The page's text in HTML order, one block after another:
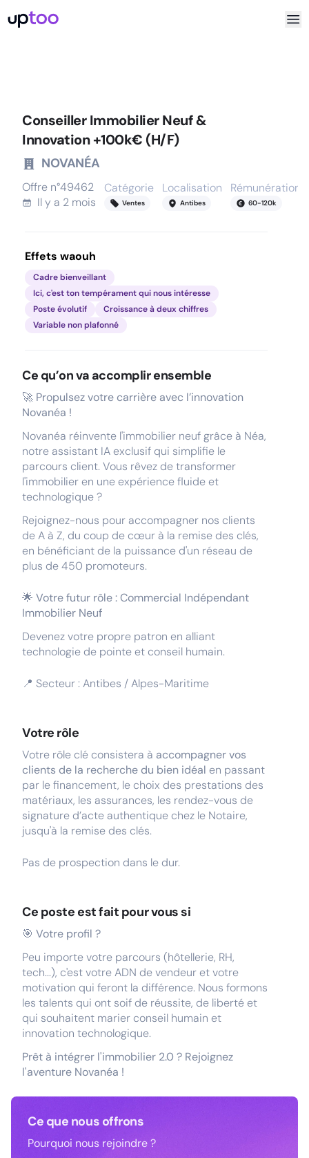
Conseiller Immobilier Neuf &
Innovation +100k€ (H/F)
NOVANÉA
Offre n°49462
Il y a 2 mois
Catégorie
Ventes
Localisation
Antibes
Rémunération
60-120k
Effets waouh
Cadre bienveillant
Ici, c'est ton tempérament qui nous intéresse
Poste évolutif
Croissance à deux chiffres
Variable non plafonné
Ce qu’on va accomplir ensemble
🚀 Propulsez votre carrière avec l’innovation
Novanéa !
Novanéa réinvente l'immobilier neuf grâce à Néa,
notre assistant IA exclusif qui simplifie le
parcours client. Vous rêvez de transformer
l'immobilier en une expérience fluide et
technologique ?
Rejoignez-nous pour accompagner nos clients
de A à Z, du coup de cœur à la remise des clés,
en bénéficiant de la puissance d'un réseau de
plus de 450 promoteurs.
🌟 Votre futur rôle : Commercial Indépendant
Immobilier Neuf
Devenez votre propre patron en alliant
technologie de pointe et conseil humain.
📍 Secteur : Antibes / Alpes-Maritime
Votre rôle
Votre rôle clé consistera à accompagner vos
clients de la recherche du bien idéal en passant
par le financement, le choix des prestations des
matériaux, les assurances, les rendez-vous de
signature d’acte authentique chez le Notaire,
jusqu'à la remise des clés.
Pas de prospection dans le dur.
Ce poste est fait pour vous si
🎯 Votre profil ?
Peu importe votre parcours (hôtellerie, RH,
tech...), c'est votre ADN de vendeur et votre
motivation qui feront la différence. Nous formons
les talents qui ont soif de réussite, de liberté et
qui souhaitent marier conseil humain et
innovation technologique.
Prêt à intégrer l'immobilier 2.0 ? Rejoignez
l'aventure Novanéa !
Ce que nous offrons
Pourquoi nous rejoindre ?